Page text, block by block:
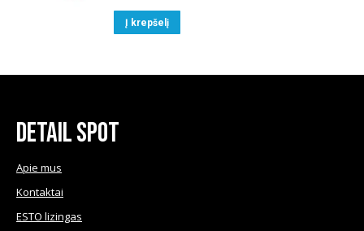
chosen
Į krepšelį
Detail Spot
Apie mus
Kontaktai
ESTO lizingas